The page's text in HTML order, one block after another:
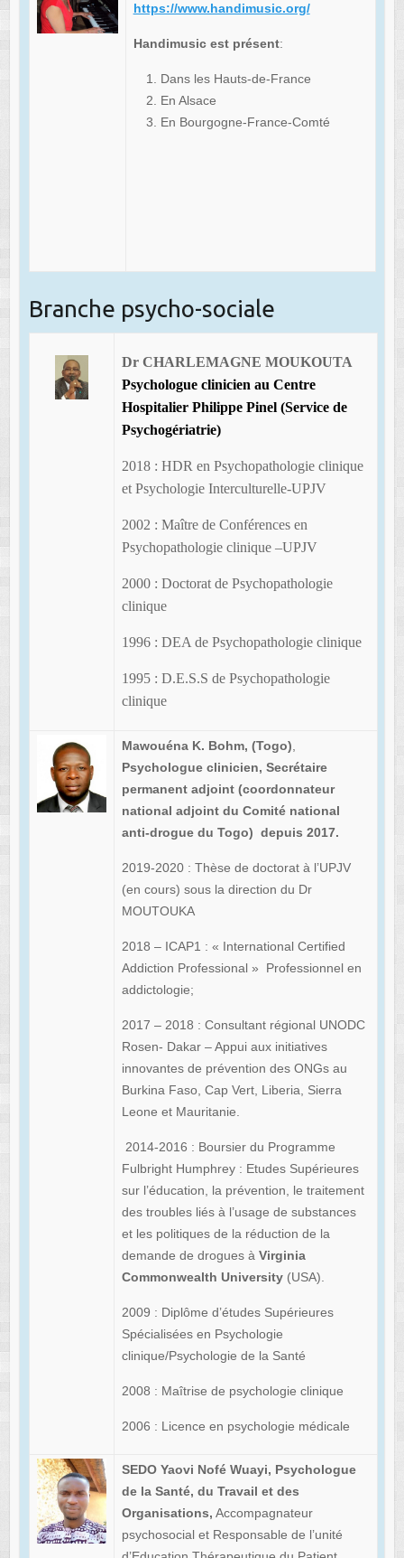
https://www.handimusic.org/
Handimusic est présent:
Dans les Hauts-de-France
En Alsace
En Bourgogne-France-Comté
Branche psycho-sociale
Dr CHARLEMAGNE MOUKOUTA
Psychologue clinicien au Centre
Hospitalier Philippe Pinel (Service de
Psychogériatrie)
2018 : HDR en Psychopathologie clinique
et Psychologie Interculturelle-UPJV
2002 : Maître de Conférences en
Psychopathologie clinique –UPJV
2000 : Doctorat de Psychopathologie
clinique
1996 : DEA de Psychopathologie clinique
1995 : D.E.S.S de Psychopathologie
clinique
Mawouéna K. Bohm, (Togo)
Psychologue clinicien, Secrétaire
permanent adjoint (coordonnateur
national adjoint du Comité national
anti-drogue du Togo) depuis 2017.
2019-2020 : Thèse de doctorat à l’UPJV
(en cours) sous la direction du Dr
MOUTOUKA
2018 – ICAP1 : « International Certified
Addiction Professional » Professionnel en
addictologie;
2017 – 2018 : Consultant régional UNODC
Rosen- Dakar – Appui aux initiatives
innovantes de prévention des ONGs au
Burkina Faso, Cap Vert, Liberia, Sierra
Leone et Mauritanie.
2014-2016 : Boursier du Programme
Fulbright Humphrey : Etudes Supérieures
sur l’éducation, la prévention, le traitement
des troubles liés à l’usage de substances
et les politiques de la réduction de la
demande de drogues à Virginia
Commonwealth University(USA).
2009 : Diplôme d’études Supérieures
Spécialisées en Psychologie
clinique/Psychologie de la Santé
2008 : Maîtrise de psychologie clinique
2006 : Licence en psychologie médicale
SEDO Yaovi Nofé Wuayi, Psychologue
de la Santé, du Travail et des
Organisations, Accompagnateur
psychosocial et Responsable de l’unité